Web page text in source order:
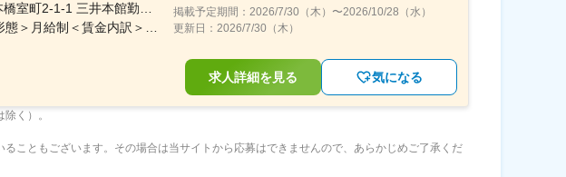
＜勤務地詳細＞本社住所：東京都中央区日本橋室町2-1-1 三井本館勤務地最寄駅：東京メトロ銀座線・半蔵門線／三越前駅受動喫煙対策：屋内全面禁煙変更の範囲：会社の定める事業所（リモートワーク含む）
＜予定年収＞1,000万円～1,700万円＜賃金形態＞月給制＜賃金内訳＞月額（基本給）：470,000円～800,000円＜月給＞470,000円～800,000円＜昇給有無＞有＜残業手当＞有＜給与補足＞※経験に応ず※上記年収は基礎給与・賞与（2回）を含む。時間外勤務手当・諸手当別途支給。※あくまでモデルケースであり、実際の年収とは異なる可能性があります。処遇条件の詳細は内定後のオファー面談にてご説明いたします。賃金はあくまでも目安の金額であり、選考を通じて上下する可能性があります。月給(月額)は固定手当を含めた表記です。
掲載予定期間： 2026/7/30（木） 〜2026/10/28（水）
更新日： 2026/7/30（木）
求人詳細を見る 気になる
く）。
こともございます。その場合は当サイトから応募はできませんので、あらかじめご了承くだ